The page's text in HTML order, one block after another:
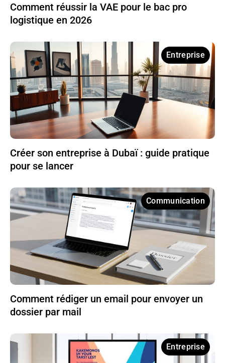
Comment réussir la VAE pour le bac pro
logistique en 2026
Entreprise
Créer son entreprise à Dubaï : guide pratique
pour se lancer
Communication
Comment rédiger un email pour envoyer un
dossier par mail
Entreprise